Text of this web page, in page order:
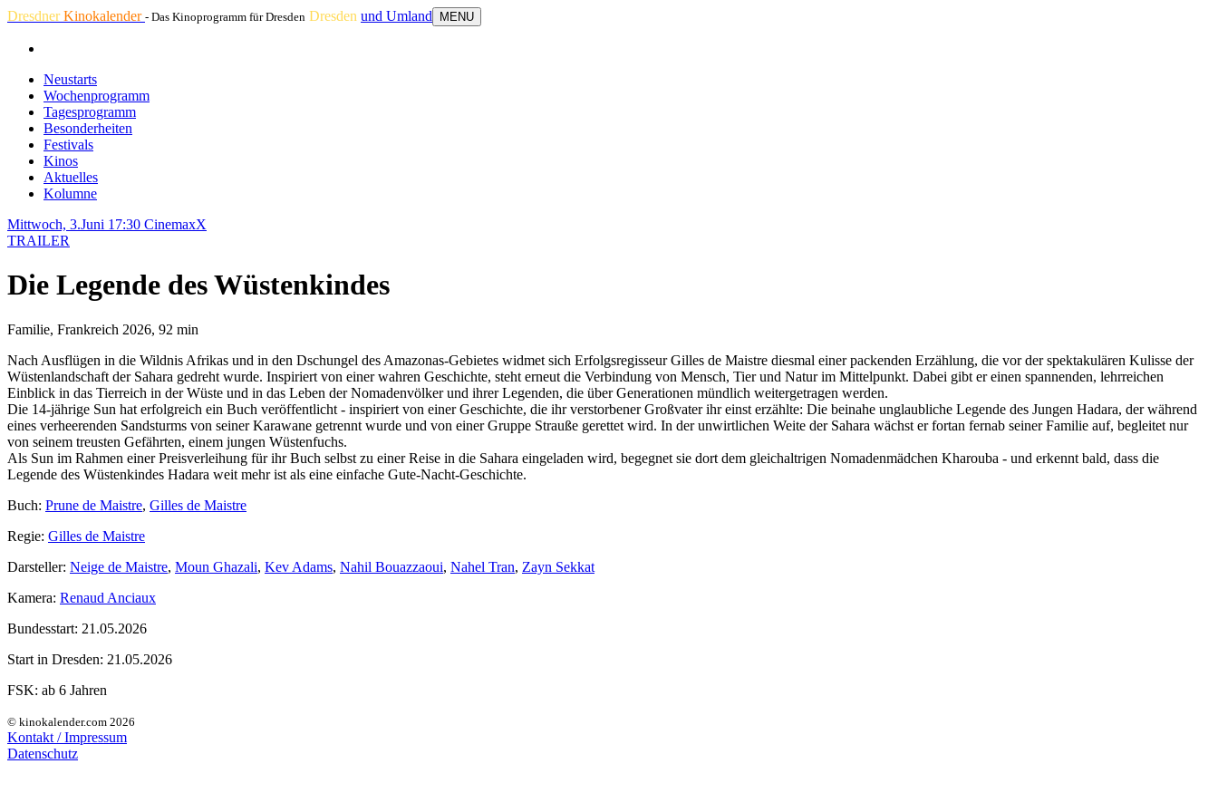
DresdnerKinokalender - Das Kinoprogramm für Dresden Dresden und Umland MENU
Neustarts
Wochenprogramm
Tagesprogramm
Besonderheiten
Festivals
Kinos
Aktuelles
Kolumne
Mittwoch, 3.Juni 17:30 CinemaxX
TRAILER
Die Legende des Wüstenkindes
Familie, Frankreich 2026, 92 min
Nach Ausflügen in die Wildnis Afrikas und in den Dschungel des Amazonas-Gebietes widmet sich Erfolgsregisseur Gilles de Maistre diesmal einer packenden Erzählung, die vor der spektakulären Kulisse der
Wüstenlandschaft der Sahara gedreht wurde. Inspiriert von einer wahren Geschichte, steht erneut die Verbindung von Mensch, Tier und Natur im Mittelpunkt. Dabei gibt er einen spannenden, lehrreichen
Einblick in das Tierreich in der Wüste und in das Leben der Nomadenvölker und ihrer Legenden, die über Generationen mündlich weitergetragen werden.
Die 14-jährige Sun hat erfolgreich ein Buch veröffentlicht - inspiriert von einer Geschichte, die ihr verstorbener Großvater ihr einst erzählte: Die beinahe unglaubliche Legende des Jungen Hadara, der während
eines verheerenden Sandsturms von seiner Karawane getrennt wurde und von einer Gruppe Strauße gerettet wird. In der unwirtlichen Weite der Sahara wächst er fortan fernab seiner Familie auf, begleitet nur
von seinem treusten Gefährten, einem jungen Wüstenfuchs.
Als Sun im Rahmen einer Preisverleihung für ihr Buch selbst zu einer Reise in die Sahara eingeladen wird, begegnet sie dort dem gleichaltrigen Nomadenmädchen Kharouba - und erkennt bald, dass die
Legende des Wüstenkindes Hadara weit mehr ist als eine einfache Gute-Nacht-Geschichte.
Buch: Prune de Maistre, Gilles de Maistre
Regie: Gilles de Maistre
Darsteller: Neige de Maistre, Moun Ghazali, Kev Adams, Nahil Bouazzaoui, Nahel Tran, Zayn Sekkat
Kamera: Renaud Anciaux
Bundesstart: 21.05.2026
Start in Dresden: 21.05.2026
FSK: ab 6 Jahren
© kinokalender.com 2026
Kontakt / Impressum
Datenschutz